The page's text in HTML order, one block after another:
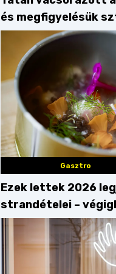
és megfigyelésük
Gasztro
Ezek lettek 2026
strandételei –
győzteseket